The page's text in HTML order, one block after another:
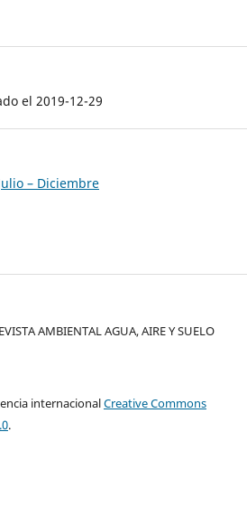
el 2019-12-29
– Diciembre
AMBIENTAL AGUA, AIRE Y SUELO
internacionalCreative Commons
.